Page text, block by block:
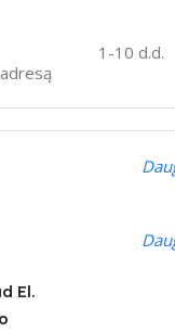
1-10 d.d.
El.